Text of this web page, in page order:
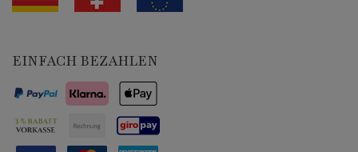
EINFACH BEZAHLEN